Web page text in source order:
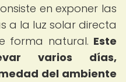
en exponer las
a la luz solar directa
forma natural. Este
varios días,
del ambiente